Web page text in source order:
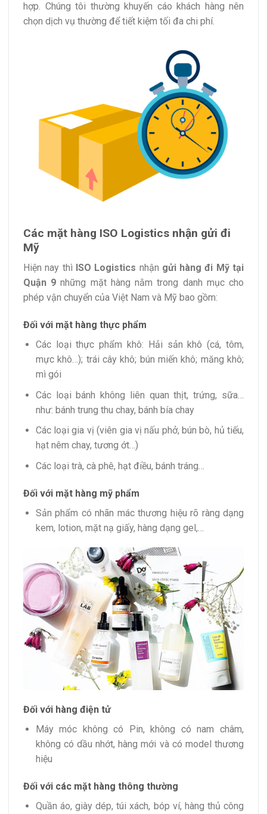
hợp. Chúng tôi thường khuyến cáo khách hàng nên
chọn dịch vụ thường để tiết kiệm tối đa chi phí.
Các mặt hàng ISO Logistics nhận gửi đi
Mỹ
Hiện nay thì ISO Logistics nhận gửi hàng đi Mỹ tại
Quận 9 những mặt hàng nằm trong danh mục cho
phép vận chuyển của Việt Nam và Mỹ bao gồm:
Đối với mặt hàng thực phẩm
Các loại thực phẩm khô: Hải sản khô (cá, tôm,
mực khô…); trái cây khô; bún miến khô; măng khô;
mì gói
Các loại bánh không liên quan thịt, trứng, sữa…
như: bánh trung thu chay, bánh bía chay
Các loại gia vị (viên gia vị nấu phở, bún bò, hủ tiếu,
hạt nêm chay, tương ớt…)
Các loại trà, cà phê, hạt điều, bánh tráng…
Đối với mặt hàng mỹ phẩm
Sản phẩm có nhãn mác thương hiệu rõ ràng dạng
kem, lotion, mặt nạ giấy, hàng dạng gel,…
Đối với hàng điện tử
Máy móc không có Pin, không có nam châm,
không có dầu nhớt, hàng mới và có model thương
hiệu
Đối với các mặt hàng thông thường
Quần áo, giày dép, túi xách, bóp ví, hàng thủ công